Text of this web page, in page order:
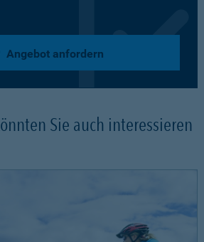
Angebot anfordern
Sie auch interessieren